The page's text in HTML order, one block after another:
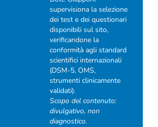
supervisiona la selezione
dei test e dei questionari
disponibili sul sito,
verificandone la
conformità agli standard
scientifici internazionali
(DSM-5, OMS,
strumenti clinicamente
validati).
Scopo del contenuto:
divulgativo, non
diagnostico.